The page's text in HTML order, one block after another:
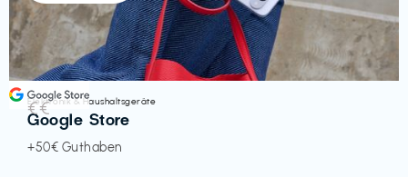
Elektronik & Haushaltsgeräte
Google Store
+50€ Guthaben
€€‎